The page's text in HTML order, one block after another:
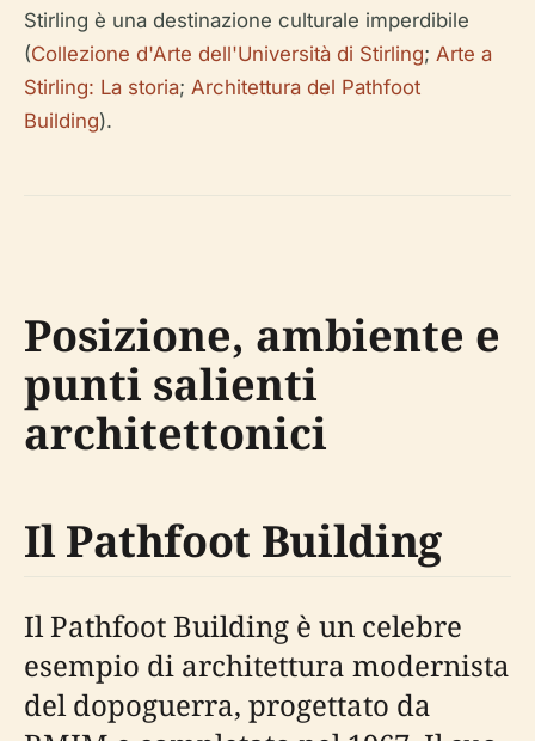
Stirling è una destinazione culturale imperdibile
(Collezione d'Arte dell'Università di Stirling; Arte a
Stirling: La storia; Architettura del Pathfoot
Building).
Posizione, ambiente e
punti salienti
architettonici
Il Pathfoot Building
Il Pathfoot Building è un celebre
esempio di architettura modernista
del dopoguerra, progettato da